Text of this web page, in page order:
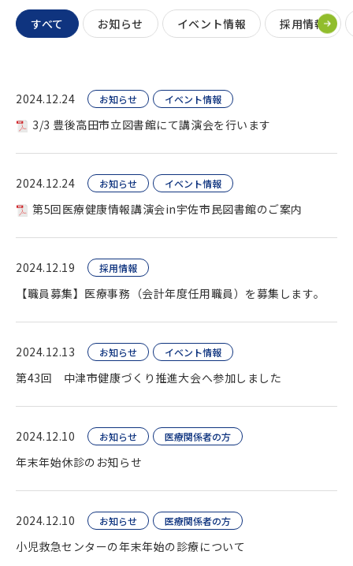
すべて お知らせ イベント情報 採用情報
2024.12.24 お知らせ イベント情報
3/3 豊後高田市立図書館にて講演会を行います
2024.12.24 お知らせ イベント情報
第5回医療健康情報講演会in宇佐市民図書館のご案内
2024.12.19 採用情報
【職員募集】医療事務（会計年度任用職員）を募集します。
2024.12.13 お知らせ イベント情報
第43回 中津市健康づくり推進大会へ参加しました
2024.12.10 お知らせ 医療関係者の方
年末年始休診のお知らせ
2024.12.10 お知らせ 医療関係者の方
小児救急センターの年末年始の診療について